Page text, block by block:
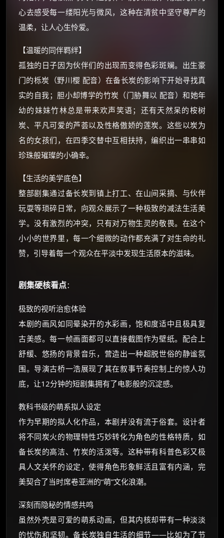
心去感受每一缕阳光与微风，这种在清贫中坚守尊严的
温柔，让人心生怜爱。
【温暖的同伴羁绊】
孤独的日子因为伙伴们的出现而变得色彩斑斓。出生豪
门的栎炭（野川樱 配音）在备长炭的影响下开始寻找真
实的自我；胆小却博学的竹炭（门胁舞以 配音）和她年
幼的妹妹竹林总是带来欢声笑语；还有天然呆的桉树
炭、平凡可爱的芦荟以及性格傲娇的莲炭。这些以炭为
名的女孩们，在四季交替中互相扶持，编织出一串串如
珍珠般璀璨的小确幸。
【生活的美学底色】
整部剧集通过备长炭到镇上打工、在山间采摘、与伙伴
玩耍等琐碎日常，向观众展示了一种极致的减法生活美
学。没有激烈的冲突，只有对万物生灵的敬畏。在这个
小小的世界里，每一个细微的动作都充满了对生命的礼
赞，引导着每一个观众在平淡中发现生活原本的滋味。
剧集硬核看点：
极致的视听治愈体验
本剧的画风如同晕染开的水彩画，饱和度适中且极具复
古美感。每一帧画面都可以直接截图作为壁纸。配合上
舒缓、悠扬的背景音乐，营造出一种超脱世俗的静谧氛
围。导演古桥一浩展现了其在叙事节奏控制上的惊人功
底，让12分钟的短剧集拥有了电影般的沉淀感。
教科书级的萌系拟人设定
作为早期的拟人化作品，本剧并没有流于俗套。设计者
将不同炭火的物理特性巧妙转化为角色的性格特质，如
备长炭的高洁、竹炭的活泼等。这种带有科普色彩又极
具人文关怀的设定，使得角色形象鲜活且富有内涵，完
美契合了当时席卷亚洲的“萌”文化浪潮。
深刻而隐秘的情感共鸣
虽然外壳是可爱的萌系动画，但其内核却带有一种淡淡
的忧伤和坚韧。备长炭独自生活的细节——比如为了节
你需要的各种会员，都可低价购买！
如夸克12个月送14天 最低75元！
价格有浮动，请直接搜索查最低价！
优惠券、活动红包，每日可领。
⚡ 前往【大淘客】领红包
☕ 海外大侠？通过 Ko-fi 赐茶